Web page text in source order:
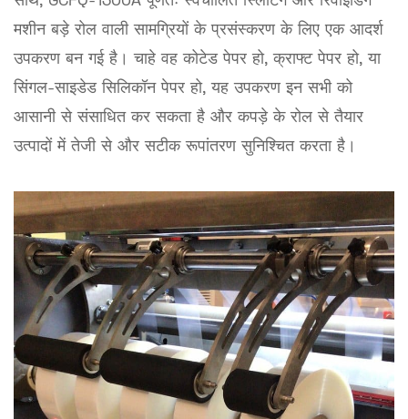
मशीन बड़े रोल वाली सामग्रियों के प्रसंस्करण के लिए एक आदर्श
उपकरण बन गई है। चाहे वह कोटेड पेपर हो, क्राफ्ट पेपर हो, या
सिंगल-साइडेड सिलिकॉन पेपर हो, यह उपकरण इन सभी को
आसानी से संसाधित कर सकता है और कपड़े के रोल से तैयार
उत्पादों में तेजी से और सटीक रूपांतरण सुनिश्चित करता है।